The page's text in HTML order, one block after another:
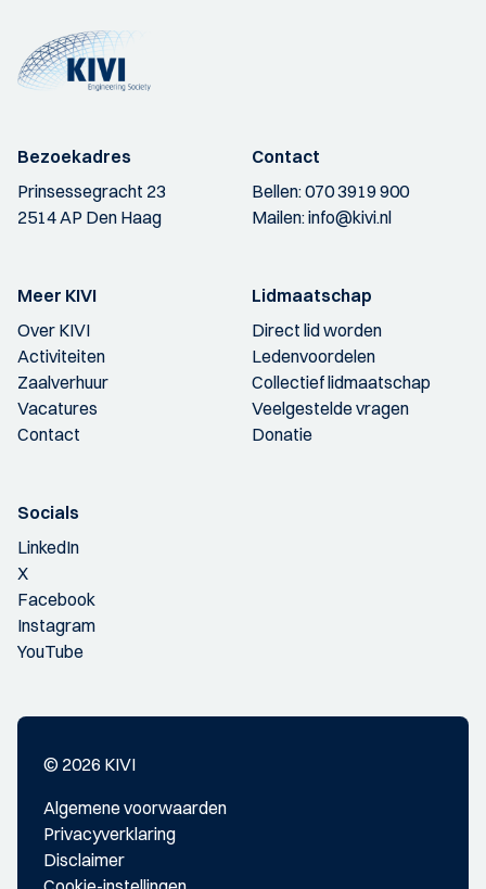
Bezoekadres
Prinsessegracht 23
2514 AP Den Haag
Contact
Bellen:070 3919 900
Mailen:info@kivi.nl
Meer KIVI
Over KIVI
Activiteiten
Zaalverhuur
Vacatures
Contact
Lidmaatschap
Direct lid worden
Ledenvoordelen
Collectief lidmaatschap
Veelgestelde vragen
Donatie
Socials
LinkedIn
X
Facebook
Instagram
YouTube
© 2026 KIVI
Algemene voorwaarden
Privacyverklaring
Disclaimer